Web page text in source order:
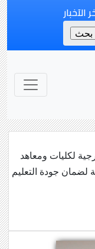
الآخبار
لكليات ومعاهد
لضمان جودة التعليم